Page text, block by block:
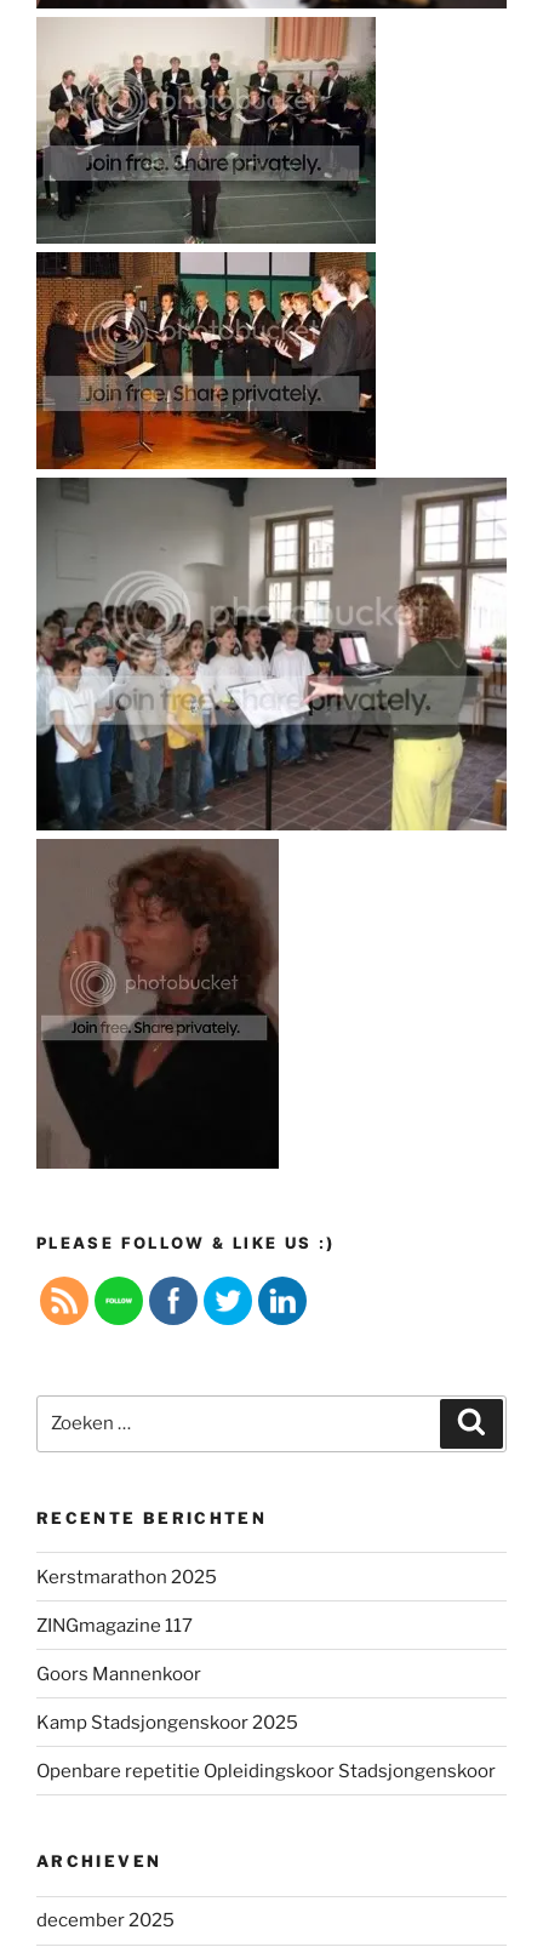
PLEASE FOLLOW & LIKE US :)
naar:
RECENTE BERICHTEN
Kerstmarathon 2025
ZINGmagazine 117
Goors Mannenkoor
Kamp Stadsjongenskoor 2025
Openbare repetitie Opleidingskoor Stadsjongenskoor
ARCHIEVEN
december 2025